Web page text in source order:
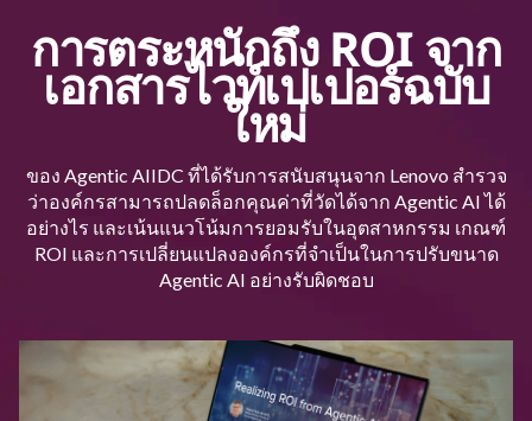
การตระหนักถึง ROI จาก
เอกสารไวท์เปเปอร์ฉบับ
ใหม่
ของ Agentic AIIDC ที่ได้รับการสนับสนุนจาก Lenovo สำรวจ
ว่าองค์กรสามารถปลดล็อกคุณค่าที่วัดได้จาก Agentic AI ได้
อย่างไร และเน้นแนวโน้มการยอมรับในอุตสาหกรรม เกณฑ์
ROI และการเปลี่ยนแปลงองค์กรที่จำเป็นในการปรับขนาด
Agentic AI อย่างรับผิดชอบ